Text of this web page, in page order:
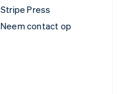
Stripe Press
Neem contact op